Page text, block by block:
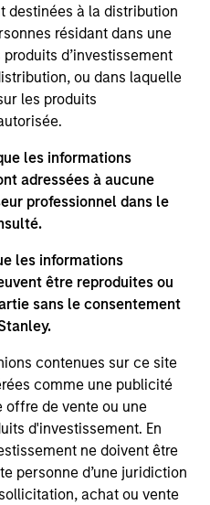
destinées à la distribution
résidant dans une
d’investissement
ou dans laquelle
les produits
les informations
adressées à aucune
professionnel dans le
les informations
être reproduites ou
sans le consentement
contenues sur ce site
comme une publicité
offre de vente ou une
d'investissement. En
ne doivent être
personne d’une juridiction
achat ou vente
traffic operator. Prior to
Energy, a global
mainly LPG, LNG, and
Sinochem
of active
holds an MBA